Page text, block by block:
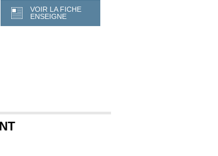
VOIR LA FICHE
ENSEIGNE